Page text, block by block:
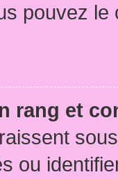
pouvez
rang et
ou